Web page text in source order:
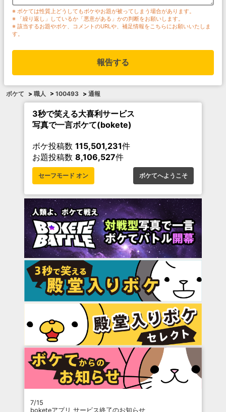
※ ボケては性質上どうしてもボケやお題が被ってしまう場合があります。
※ 「繰り返し」しているか「悪意がある」かの判断をお願いします。
※ 該当するお題やボケ、コメントのURLや、補足情報をこちらにお願いいたしま
す。
報告する
ボケて > 職人 > 100493 > 通報
3秒で笑える大喜利サービス
写真で一言ボケて(bokete)
ボケ投稿数 115,501,231件
お題投稿数 8,106,527件
セーフモード オン ボケてへようこそ
7/15
boketeアプリ サービス終了のお知らせ